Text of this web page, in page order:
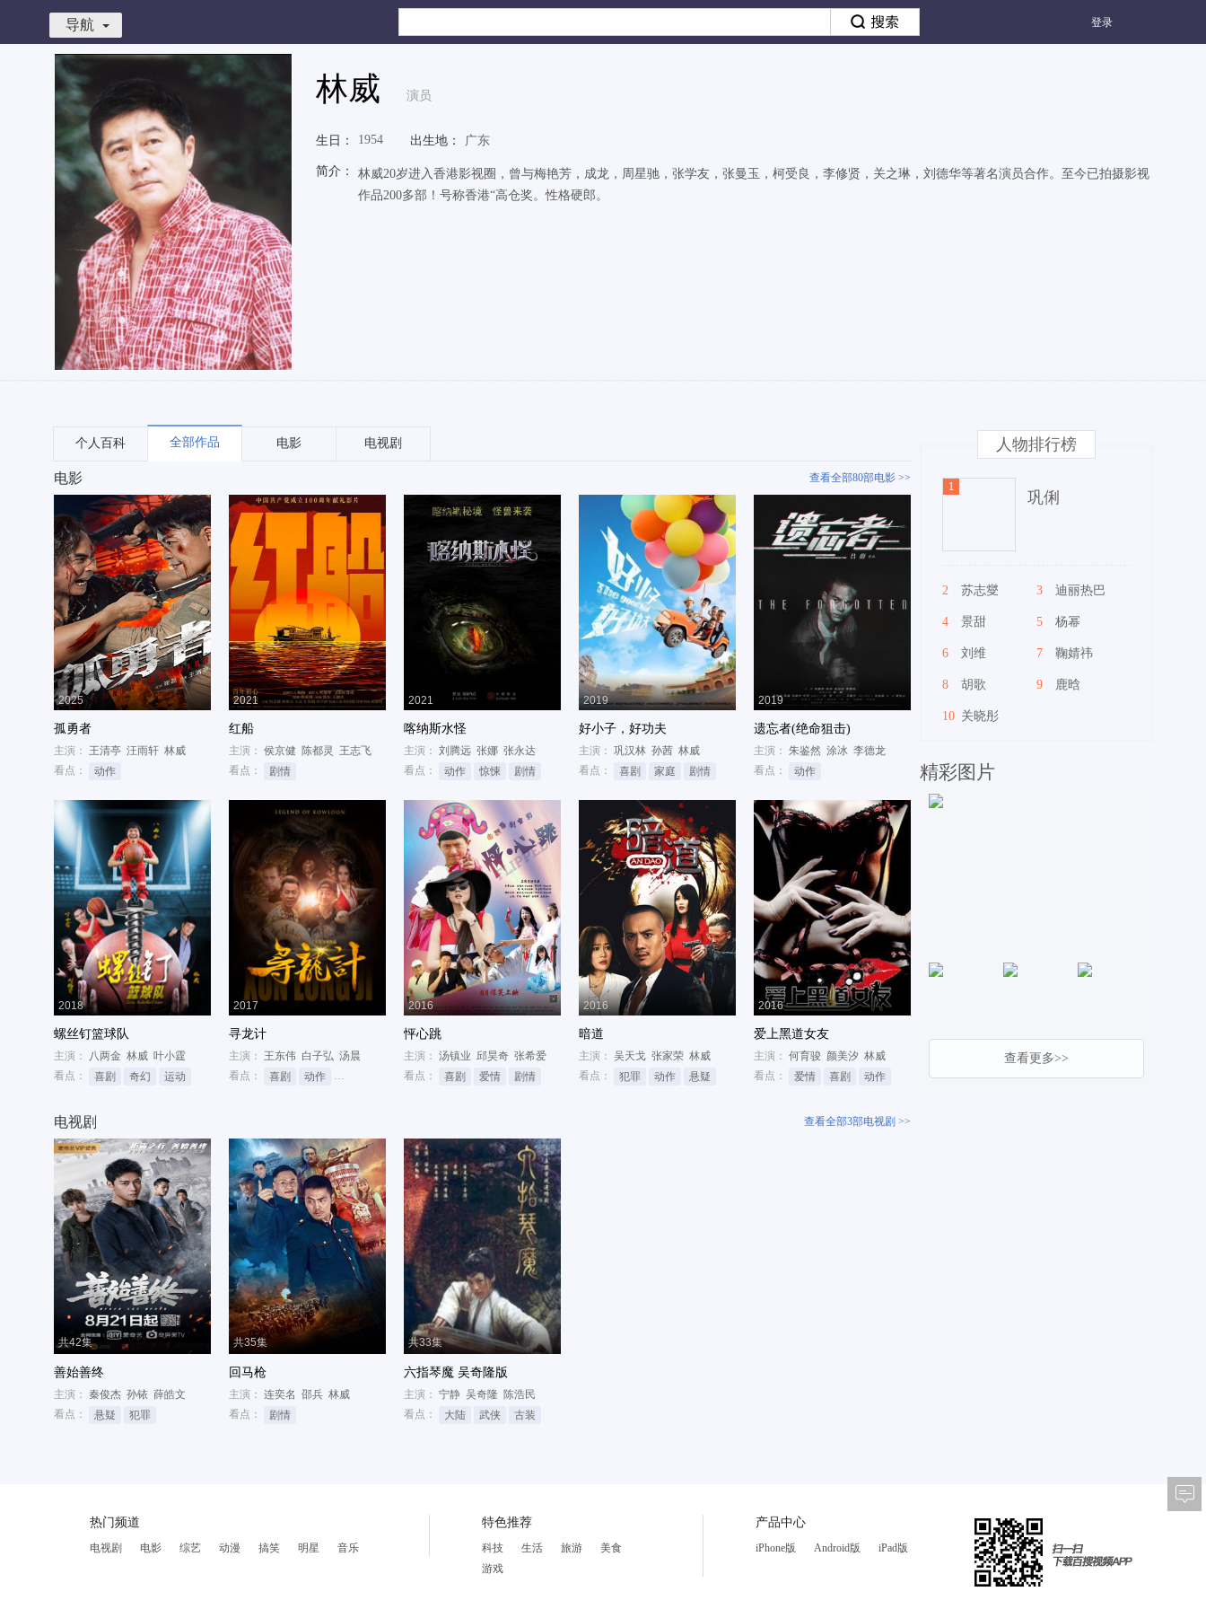
登录
导航
林威 演员
生日： 1954 出生地： 广东
简介：
林威20岁进入香港影视圈，曾与梅艳芳，成龙，周星驰，张学友，张曼玉，柯受良，李修贤，关之琳，刘德华等著名演员合作。至今已拍摄影视
作品200多部！号称香港“高仓奖。性格硬郎。
个人百科 全部作品 电影 电视剧
电影 查看全部80部电影 >>
2025
孤勇者
主演： 王清亭 汪雨轩 林威
看点：
动作
2021
红船
主演： 侯京健 陈都灵
王志飞
看点：
剧情
2021
喀纳斯水怪
主演： 刘腾远 张娜 张永达
看点：
动作 惊悚 剧情
2019
好小子，好功夫
主演： 巩汉林 孙茜 林威
看点：
喜剧 家庭 剧情
2019
遗忘者(绝命狙击)
主演： 朱鉴然 涂冰 李德龙
看点：
动作
2018
螺丝钉篮球队
主演： 八两金 林威 叶小霆
看点：
喜剧 奇幻 运动
2017
寻龙计
主演： 王东伟 白子弘 汤晨
看点：
喜剧 动作 网络大电影
2016
怦心跳
主演： 汤镇业 邱昊奇 张希爱
看点：
喜剧 爱情 剧情
2016
暗道
主演： 吴天戈 张家荣 林威
看点：
犯罪 动作 悬疑
2016
爱上黑道女友
主演： 何育骏 颜美汐 林威
看点：
爱情 喜剧 动作
电视剧 查看全部3部电视剧 >>
共42集
善始善终
主演： 秦俊杰 孙铱 薛皓文
看点：
悬疑 犯罪
共35集
回马枪
主演： 连奕名 邵兵 林威
看点：
剧情
共33集
六指琴魔 吴奇隆版
主演： 宁静 吴奇隆 陈浩民
看点：
大陆 武侠 古装
人物排行榜
巩俐
2 苏志燮 3 迪丽热巴
4 景甜 5 杨幂
6 刘维 7 鞠婧祎
8 胡歌 9 鹿晗
10 关晓彤
精彩图片
查看更多>>
热门频道
电视剧 电影 综艺 动漫 搞笑 明星 音乐
特色推荐
科技 生活 旅游
美食
游戏
产品中心
iPhone版 Android版 iPad版